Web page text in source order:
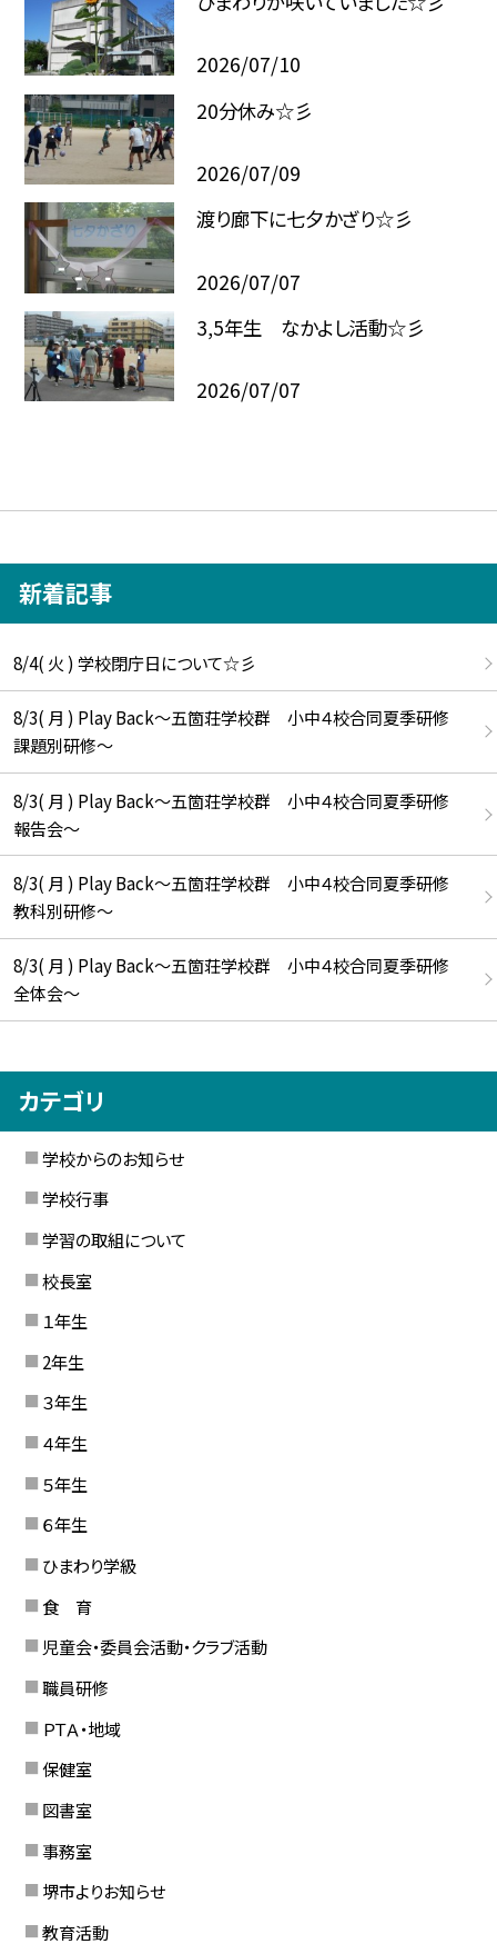
2026/07/10
20分休み☆彡
2026/07/09
渡り廊下に七夕かざり☆彡
2026/07/07
3,5年生 なかよし活動☆彡
2026/07/07
新着記事
8/4( 火 ) 学校閉庁日について☆彡
8/3( 月 ) Play Back～五箇荘学校群 小中４校合同夏季研修
課題別研修～
8/3( 月 ) Play Back～五箇荘学校群 小中４校合同夏季研修
報告会～
8/3( 月 ) Play Back～五箇荘学校群 小中４校合同夏季研修
教科別研修～
8/3( 月 ) Play Back～五箇荘学校群 小中４校合同夏季研修
全体会～
カテゴリ
学校からのお知らせ
学校行事
学習の取組について
校長室
１年生
2年生
３年生
４年生
５年生
６年生
ひまわり学級
食 育
児童会・委員会活動・クラブ活動
職員研修
ＰＴＡ・地域
保健室
図書室
事務室
堺市よりお知らせ
教育活動